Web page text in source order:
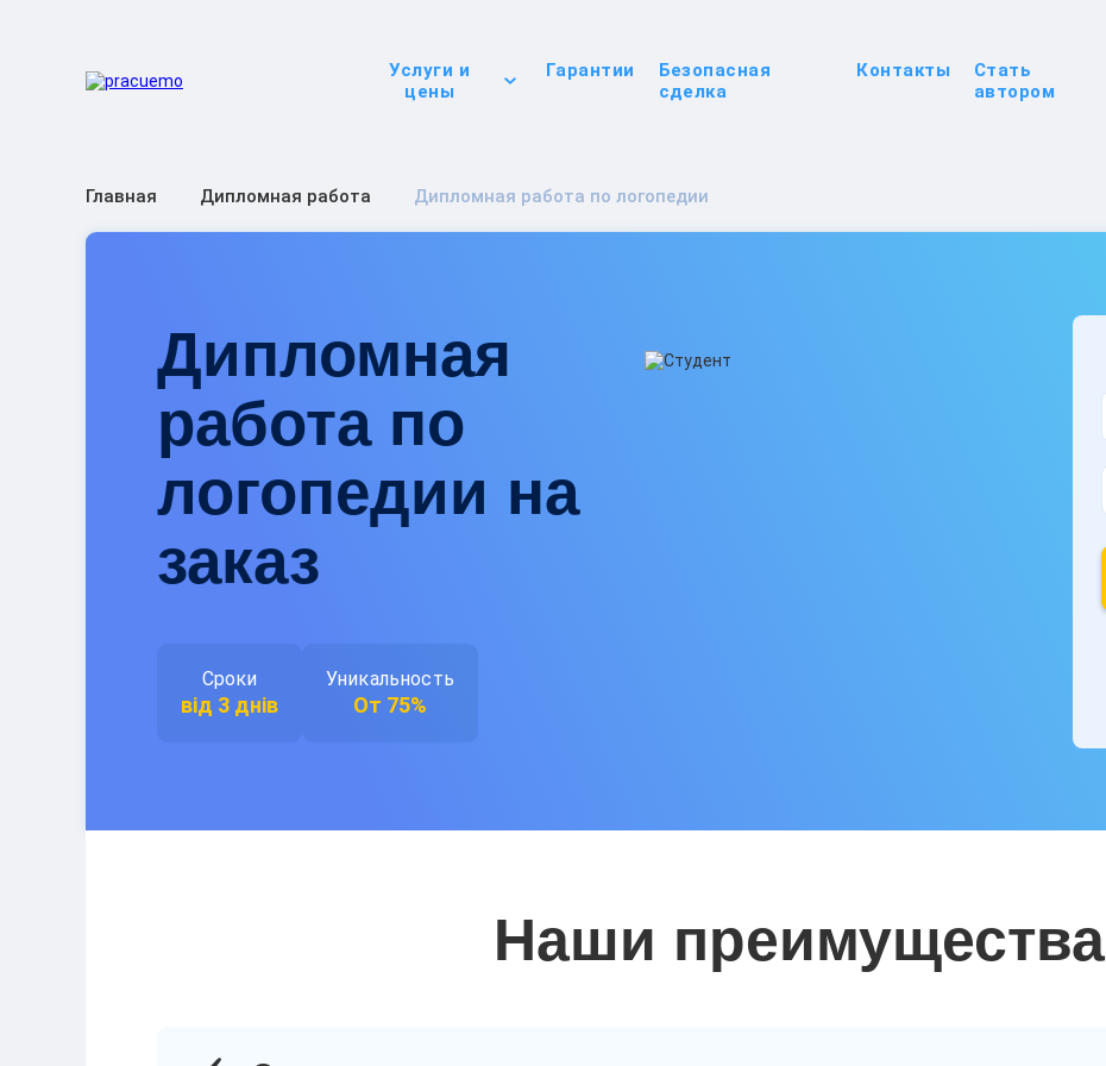
Услуги и
цены
Гарантии
Безопасная
сделка
Контакты
Стать
автором
Главная Дипломная работа Дипломная работа по логопедии
Дипломная
работа по
логопедии на
заказ
Сроки
від 3 днів
Уникальность
От 75%
Наши преимущества